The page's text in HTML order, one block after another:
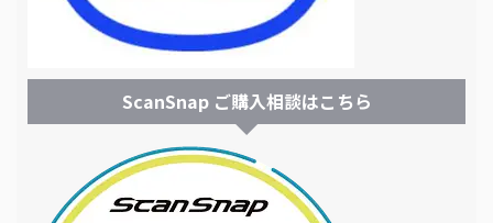
ScanSnap ご購入相談はこちら